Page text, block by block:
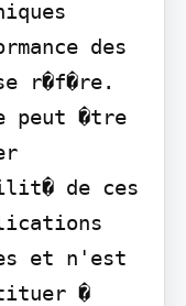
des
r�f�re.
peut �tre
de ces
et n'est
�